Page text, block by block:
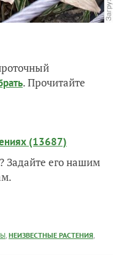
. Прочитайте
(13687)
Задайте его нашим
, НЕИЗВЕСТНЫЕ РАСТЕНИЯ,